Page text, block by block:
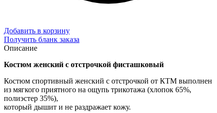
Добавить в корзину
Получить бланк заказа
Описание
Костюм женский с отстрочкой фисташковый
Костюм спортивный женский с отстрочкой от КТМ выполнен
из мягкого приятного на ощупь трикотажа (хлопок 65%,
полиэстер 35%),
который дышит и не раздражает кожу.